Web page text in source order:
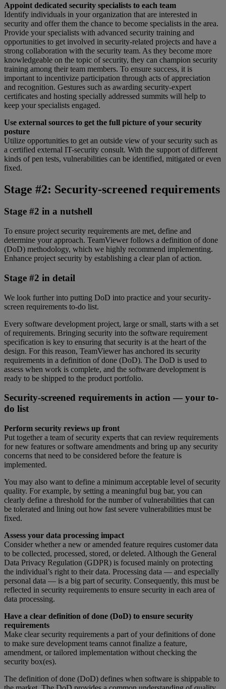
Appoint dedicated security specialists to each team
Identify individuals in your organization that are interested in
security and offer them the chance to become specialists in the area.
Provide your specialists with advanced security training and
opportunities to get involved in security-related projects and have a
strong collaboration with the security team. As they become more
knowledgeable on the topic of security, they can champion security
training among their team members. To ensure success, it is
important to incentivize participation through acts of appreciation
and recognition. Gestures such as awarding security-expert
certificates and hosting specially addressed summits will help to
keep your specialists engaged.
Use external sources to get the full picture of your security
posture
Utilize opportunities to get an outside view of your security such as
a certified external IT-security consult. With the support of different
kinds of pen tests, vulnerabilities can be identified, mitigated or even
fixed.
Stage #2: Security-screened requirements
Stage #2 in a nutshell
To ensure project security requirements are met, define and
determine your approach. TeamViewer follows a definition of done
(DoD) methodology, which we highly recommend implementing.
Enhance project security by establishing a clear plan of action.
Stage #2 in detail
We look further into putting DoD into practice and your security-
screen requirements to-do list.
Every software development project, large or small, starts with a set
of requirements. Bringing security into the software requirement
specification is key to ensuring that security is at the heart of the
design. For this reason, TeamViewer has anchored its security
requirements in a definition of done (DoD). The DoD is used to
assess when work is complete, and the software development is
ready to be shipped to the product portfolio.
Security-screened requirements in action — your to-
do list
Perform security reviews up front
Put together a team of security experts that can review requirements
for new features or software amendments and bring up any security
concerns that need to be considered before the feature is
implemented.
You may also want to define a minimum acceptable level of security
quality. For example, by setting a meaningful bug bar, you can
clearly define a threshold for the number of vulnerabilities that can
be tolerated and lining out how fast severe vulnerabilities must be
fixed.
Assess your data processing impact
Consider whether a new or amended feature requires customer data
to be collected, processed, stored, or deleted. Although the General
Data Privacy Regulation (GDPR) is focused mainly on protecting
the individual’s right to their data. Processing data — and especially
personal data — is a big part of security. Consequently, this must be
reflected in security requirements to ensure security in each area of
data processing.
Have a clear definition of done (DoD) to ensure security
requirements
Make clear security requirements a part of your definitions of done
to make sure development teams cannot finalize a feature,
amendment, or tailored implementation without checking the
security box(es).
The definition of done (DoD) defines when software is shippable to